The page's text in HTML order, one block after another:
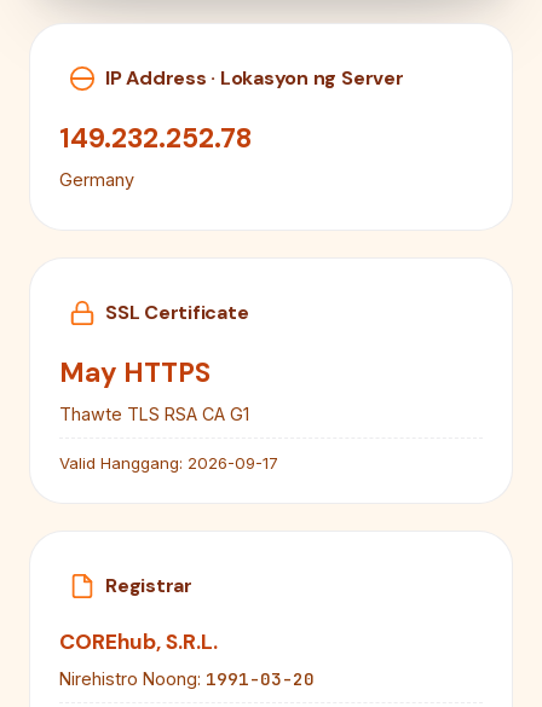
IP Address · Lokasyon ng Server
149.232.252.78
Germany
SSL Certificate
May HTTPS
Thawte TLS RSA CA G1
Valid Hanggang: 2026-09-17
Registrar
COREhub, S.R.L.
Nirehistro Noong: 1991-03-20